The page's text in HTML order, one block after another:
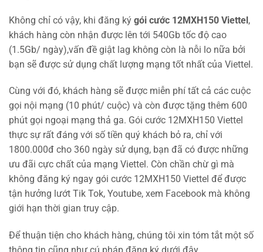
Không chỉ có vậy, khi đăng ký gói cước 12MXH150 Viettel,
khách hàng còn nhận được lên tới 540Gb tốc độ cao
(1.5Gb/ ngày),vấn đề giật lag không còn là nỗi lo nữa bởi
bạn sẽ được sử dụng chất lượng mạng tốt nhất của Viettel.
Cùng với đó, khách hàng sẽ được miễn phí tất cả các cuộc
gọi nội mạng (10 phút/ cuộc) và còn được tặng thêm 600
phút gọi ngoại mạng thả ga. Gói cước 12MXH150 Viettel
thực sự rất đáng với số tiền quý khách bỏ ra, chỉ với
1800.000đ cho 360 ngày sử dụng, bạn đã có được những
ưu đãi cực chất của mạng Viettel. Còn chần chừ gì mà
không đăng ký ngay gói cước 12MXH150 Viettel để được
tận hưởng lướt Tik Tok, Youtube, xem Facebook mà không
giới hạn thời gian truy cập.
Để thuận tiện cho khách hàng, chúng tôi xin tóm tắt một số